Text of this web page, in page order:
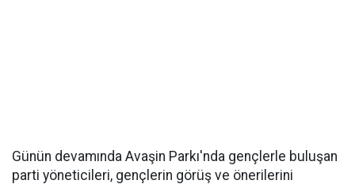
Günün devamında Avaşin Parkı'nda gençlerle buluşan
parti yöneticileri, gençlerin görüş ve önerilerini